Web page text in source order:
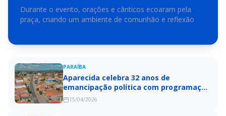
Durante o evento, orações e cânticos ecoaram pela
praça, criando um ambiente de comunhão e reflexão
PARAÍBA
Aparecida celebra 32 anos de
emancipação política com programação
especial e entrega de obras
15/04/2026